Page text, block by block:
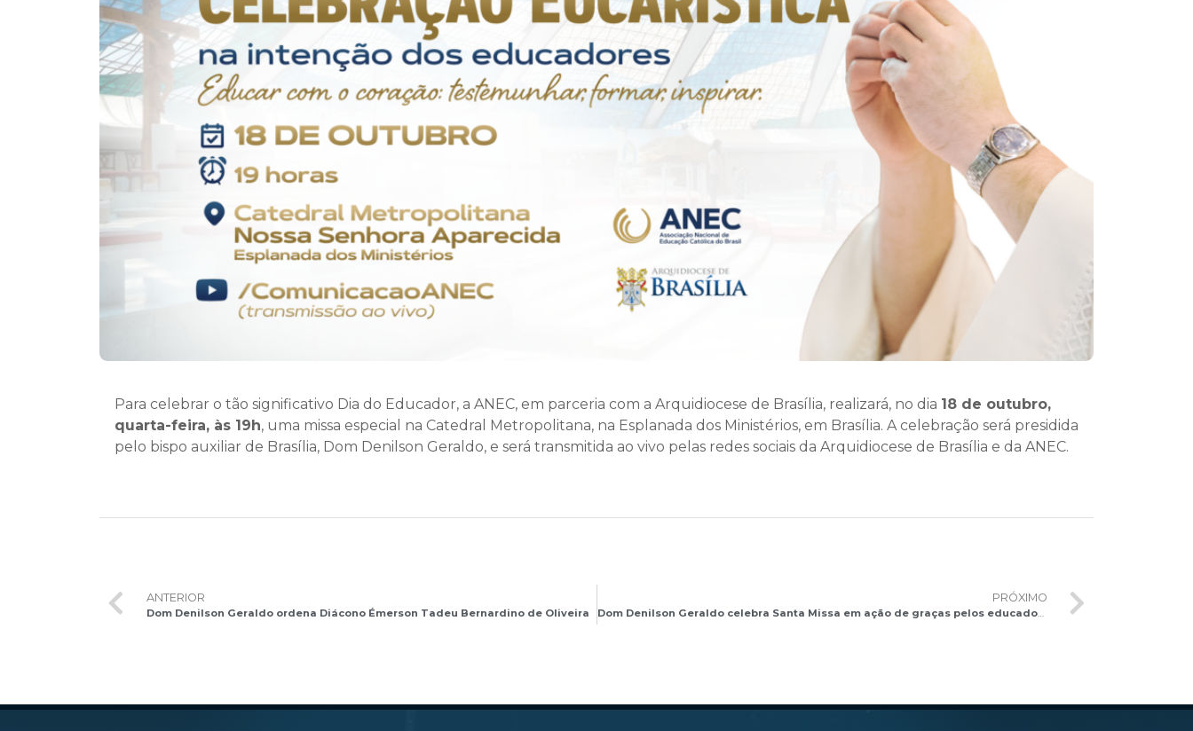
Para celebrar o tão significativo Dia do Educador, a ANEC, em parceria com a Arquidiocese de Brasília, realizará, no dia 18 de outubro,
quarta-feira, às 19h, uma missa especial na Catedral Metropolitana, na Esplanada dos Ministérios, em Brasília. A celebração será presidida
pelo bispo auxiliar de Brasília, Dom Denilson Geraldo, e será transmitida ao vivo pelas redes sociais da Arquidiocese de Brasília e da ANEC.
ANTERIOR
Dom Denilson Geraldo ordena Diácono Émerson Tadeu Bernardino de Oliveira
PRÓXIMO
Dom Denilson Geraldo celebra Santa Missa em ação de graças pelos educadores na Catedral Metropolitana de Brasília